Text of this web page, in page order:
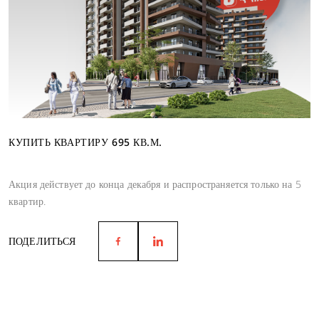
КУПИТЬ КВАРТИРУ 695 КВ.М.
Акция действует до конца декабря и распространяется только на 5
квартир.
ПОДЕЛИТЬСЯ